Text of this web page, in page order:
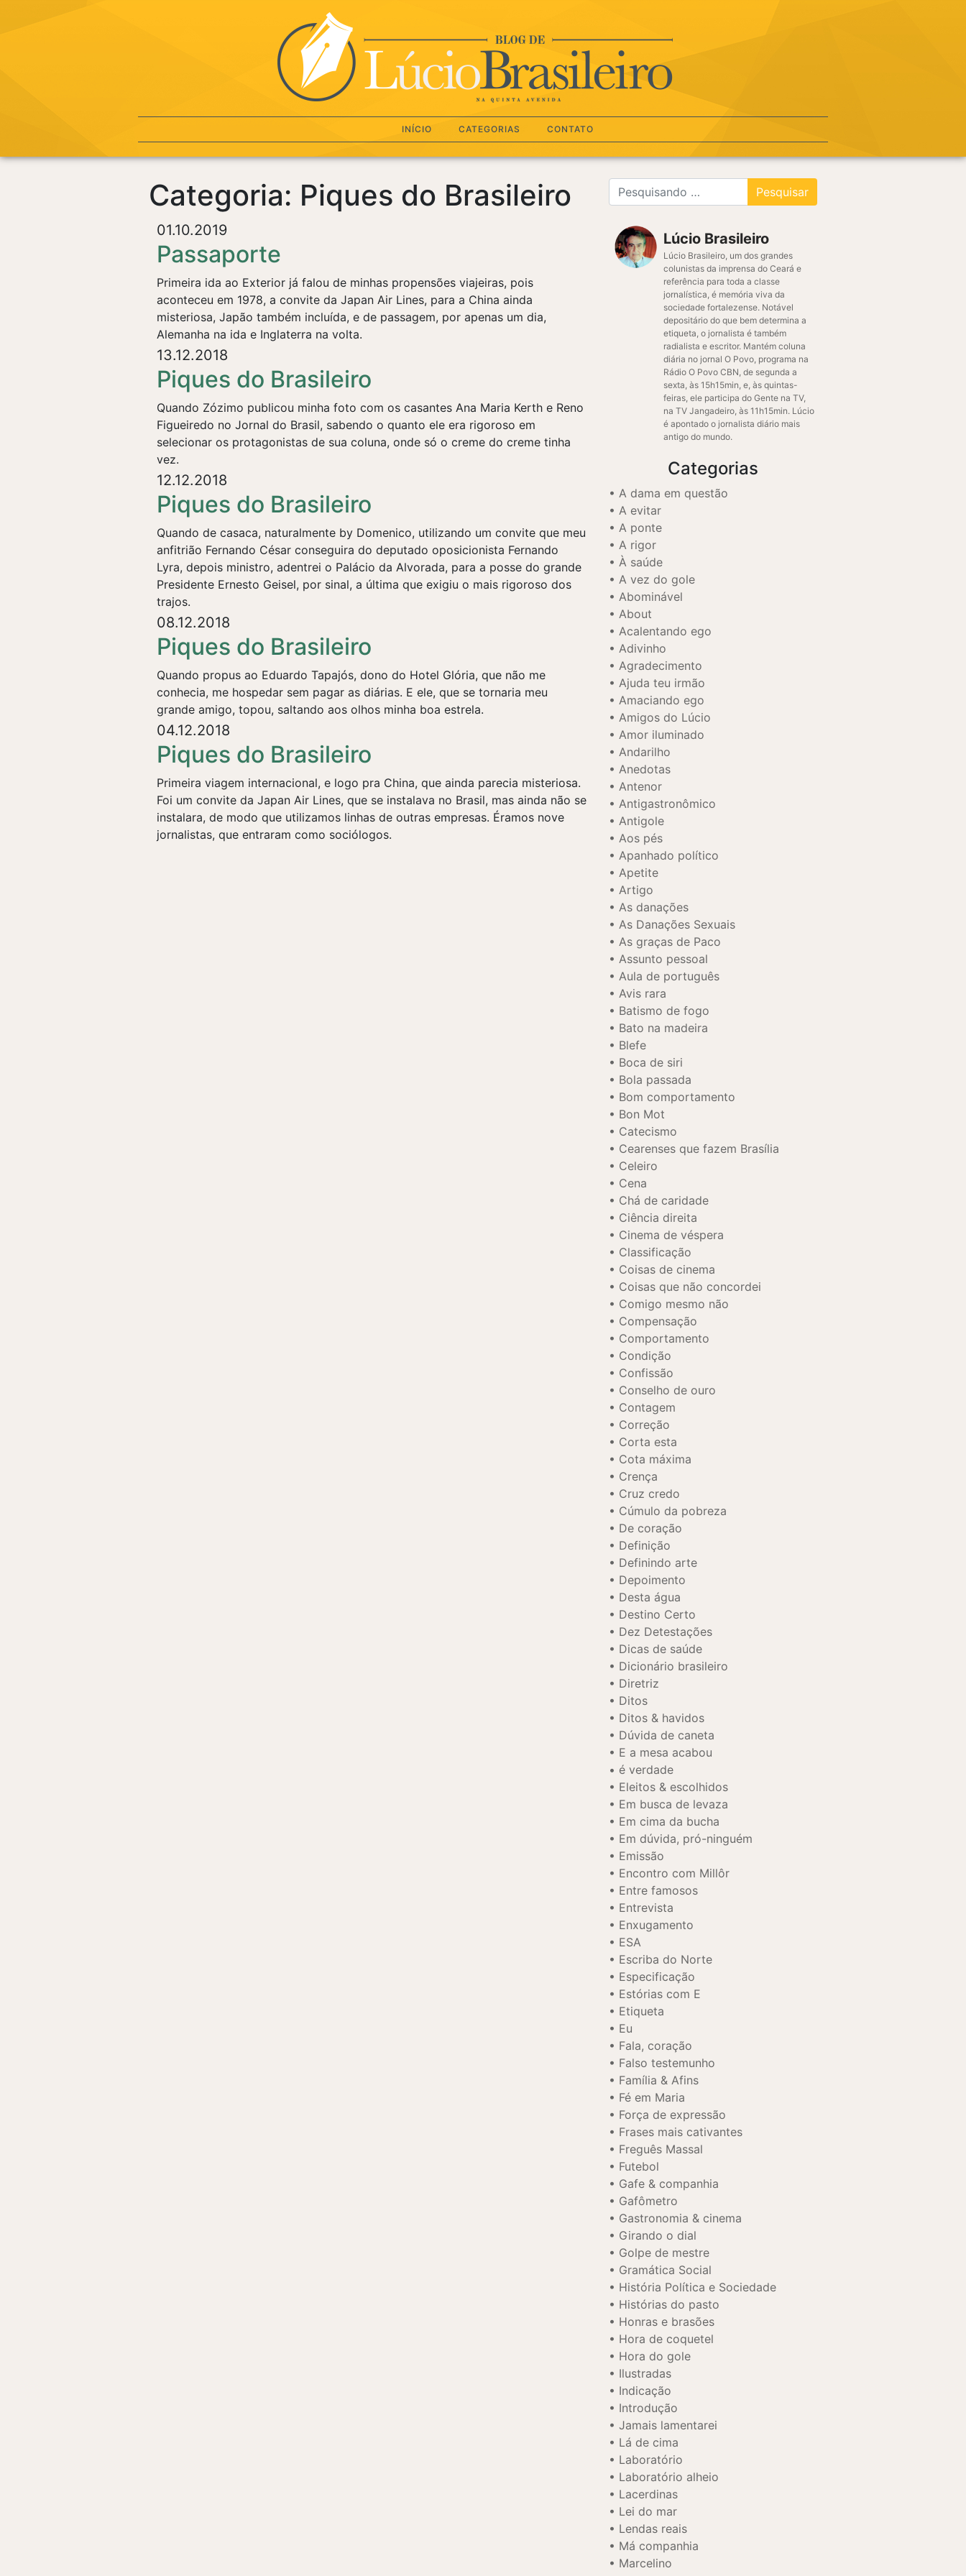
INÍCIO CATEGORIAS CONTATO
Categoria: Piques do Brasileiro
01.10.2019
Passaporte
Primeira ida ao Exterior já falou de minhas propensões viajeiras, pois
aconteceu em 1978, a convite da Japan Air Lines, para a China ainda
misteriosa, Japão também incluída, e de passagem, por apenas um dia,
Alemanha na ida e Inglaterra na volta.
13.12.2018
Piques do Brasileiro
Quando Zózimo publicou minha foto com os casantes Ana Maria Kerth e Reno
Figueiredo no Jornal do Brasil, sabendo o quanto ele era rigoroso em
selecionar os protagonistas de sua coluna, onde só o creme do creme tinha
vez.
12.12.2018
Piques do Brasileiro
Quando de casaca, naturalmente by Domenico, utilizando um convite que meu
anfitrião Fernando César conseguira do deputado oposicionista Fernando
Lyra, depois ministro, adentrei o Palácio da Alvorada, para a posse do grande
Presidente Ernesto Geisel, por sinal, a última que exigiu o mais rigoroso dos
trajos.
08.12.2018
Piques do Brasileiro
Quando propus ao Eduardo Tapajós, dono do Hotel Glória, que não me
conhecia, me hospedar sem pagar as diárias. E ele, que se tornaria meu
grande amigo, topou, saltando aos olhos minha boa estrela.
04.12.2018
Piques do Brasileiro
Primeira viagem internacional, e logo pra China, que ainda parecia misteriosa.
Foi um convite da Japan Air Lines, que se instalava no Brasil, mas ainda não se
instalara, de modo que utilizamos linhas de outras empresas. Éramos nove
jornalistas, que entraram como sociólogos.
Lúcio Brasileiro
Lúcio Brasileiro, um dos grandes
colunistas da imprensa do Ceará e
referência para toda a classe
jornalística, é memória viva da
sociedade fortalezense. Notável
depositário do que bem determina a
etiqueta, o jornalista é também
radialista e escritor. Mantém coluna
diária no jornal O Povo, programa na
Rádio O Povo CBN, de segunda a
sexta, às 15h15min, e, às quintas-
feiras, ele participa do Gente na TV,
na TV Jangadeiro, às 11h15min. Lúcio
é apontado o jornalista diário mais
antigo do mundo.
Categorias
A dama em questão
A evitar
A ponte
A rigor
À saúde
A vez do gole
Abominável
About
Acalentando ego
Adivinho
Agradecimento
Ajuda teu irmão
Amaciando ego
Amigos do Lúcio
Amor iluminado
Andarilho
Anedotas
Antenor
Antigastronômico
Antigole
Aos pés
Apanhado político
Apetite
Artigo
As danações
As Danações Sexuais
As graças de Paco
Assunto pessoal
Aula de português
Avis rara
Batismo de fogo
Bato na madeira
Blefe
Boca de siri
Bola passada
Bom comportamento
Bon Mot
Catecismo
Cearenses que fazem Brasília
Celeiro
Cena
Chá de caridade
Ciência direita
Cinema de véspera
Classificação
Coisas de cinema
Coisas que não concordei
Comigo mesmo não
Compensação
Comportamento
Condição
Confissão
Conselho de ouro
Contagem
Correção
Corta esta
Cota máxima
Crença
Cruz credo
Cúmulo da pobreza
De coração
Definição
Definindo arte
Depoimento
Desta água
Destino Certo
Dez Detestações
Dicas de saúde
Dicionário brasileiro
Diretriz
Ditos
Ditos & havidos
Dúvida de caneta
E a mesa acabou
é verdade
Eleitos & escolhidos
Em busca de levaza
Em cima da bucha
Em dúvida, pró-ninguém
Emissão
Encontro com Millôr
Entre famosos
Entrevista
Enxugamento
ESA
Escriba do Norte
Especificação
Estórias com E
Etiqueta
Eu
Fala, coração
Falso testemunho
Família & Afins
Fé em Maria
Força de expressão
Frases mais cativantes
Freguês Massal
Futebol
Gafe & companhia
Gafômetro
Gastronomia & cinema
Girando o dial
Golpe de mestre
Gramática Social
História Política e Sociedade
Histórias do pasto
Honras e brasões
Hora de coquetel
Hora do gole
Ilustradas
Indicação
Introdução
Jamais lamentarei
Lá de cima
Laboratório
Laboratório alheio
Lacerdinas
Lei do mar
Lendas reais
Má companhia
Marcelino